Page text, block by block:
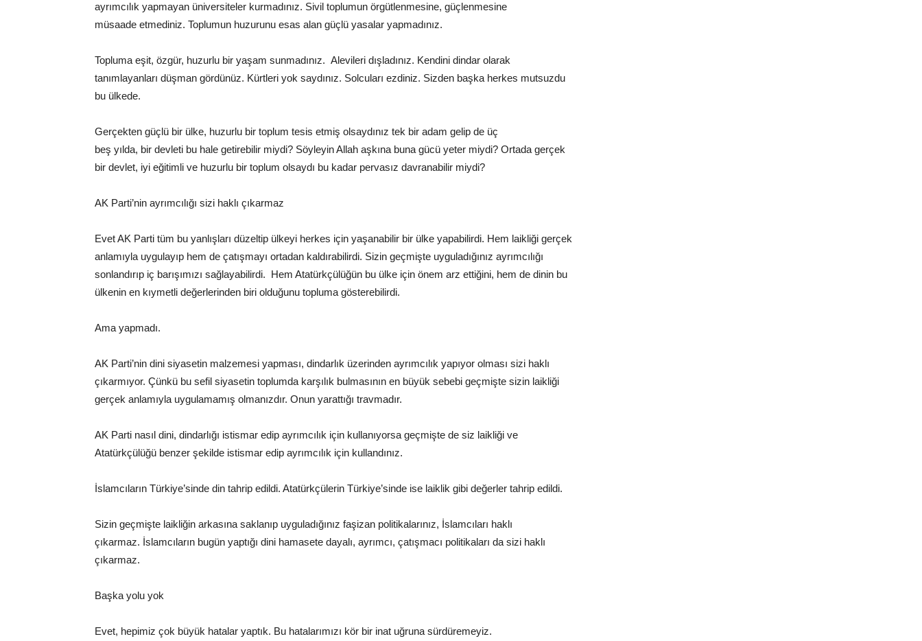
ayrımcılık yapmayan üniversiteler kurmadınız. Sivil toplumun örgütlenmesine, güçlenmesine
müsaade etmediniz. Toplumun huzurunu esas alan güçlü yasalar yapmadınız.
Topluma eşit, özgür, huzurlu bir yaşam sunmadınız. Alevileri dışladınız. Kendini dindar olarak
tanımlayanları düşman gördünüz. Kürtleri yok saydınız. Solcuları ezdiniz. Sizden başka herkes mutsuzdu
bu ülkede.
Gerçekten güçlü bir ülke, huzurlu bir toplum tesis etmiş olsaydınız tek bir adam gelip de üç
beş yılda, bir devleti bu hale getirebilir miydi? Söyleyin Allah aşkına buna gücü yeter miydi? Ortada gerçek
bir devlet, iyi eğitimli ve huzurlu bir toplum olsaydı bu kadar pervasız davranabilir miydi?
AK Parti’nin ayrımcılığı sizi haklı çıkarmaz
Evet AK Parti tüm bu yanlışları düzeltip ülkeyi herkes için yaşanabilir bir ülke yapabilirdi. Hem laikliği gerçek
anlamıyla uygulayıp hem de çatışmayı ortadan kaldırabilirdi. Sizin geçmişte uyguladığınız ayrımcılığı
sonlandırıp iç barışımızı sağlayabilirdi. Hem Atatürkçülüğün bu ülke için önem arz ettiğini, hem de dinin bu
ülkenin en kıymetli değerlerinden biri olduğunu topluma gösterebilirdi.
Ama yapmadı.
AK Parti’nin dini siyasetin malzemesi yapması, dindarlık üzerinden ayrımcılık yapıyor olması sizi haklı
çıkarmıyor. Çünkü bu sefil siyasetin toplumda karşılık bulmasının en büyük sebebi geçmişte sizin laikliği
gerçek anlamıyla uygulamamış olmanızdır. Onun yarattığı travmadır.
AK Parti nasıl dini, dindarlığı istismar edip ayrımcılık için kullanıyorsa geçmişte de siz laikliği ve
Atatürkçülüğü benzer şekilde istismar edip ayrımcılık için kullandınız.
İslamcıların Türkiye’sinde din tahrip edildi. Atatürkçülerin Türkiye’sinde ise laiklik gibi değerler tahrip edildi.
Sizin geçmişte laikliğin arkasına saklanıp uyguladığınız faşizan politikalarınız, İslamcıları haklı
çıkarmaz. İslamcıların bugün yaptığı dini hamasete dayalı, ayrımcı, çatışmacı politikaları da sizi haklı
çıkarmaz.
Başka yolu yok
Evet, hepimiz çok büyük hatalar yaptık. Bu hatalarımızı kör bir inat uğruna sürdüremeyiz.